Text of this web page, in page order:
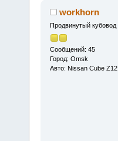
workhorn
Продвинутый кубовод
Сообщений: 45
Город: Omsk
Авто: Nissan Cube Z12